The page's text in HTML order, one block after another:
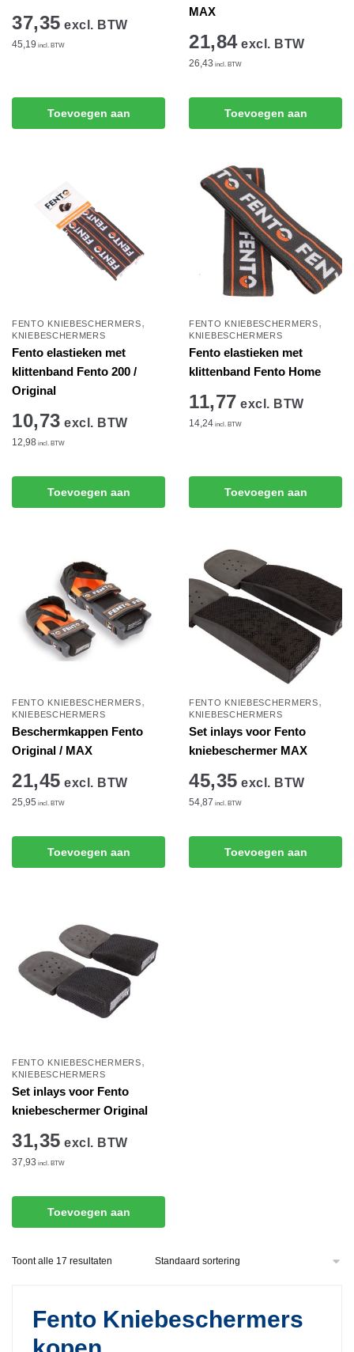
37,35 excl. BTW
45,19 incl. BTW
Toevoegen aan
MAX
21,84excl. BTW
26,43 incl. BTW
Toevoegen aan
FENTO KNIEBESCHERMERS,
KNIEBESCHERMERS
Fento elastieken met
klittenband Fento 200 /
Original
10,73 excl. BTW
12,98 incl. BTW
Toevoegen aan
FENTO KNIEBESCHERMERS,
KNIEBESCHERMERS
Fento elastieken met
klittenband Fento Home
11,77 excl. BTW
14,24 incl. BTW
Toevoegen aan
FENTO KNIEBESCHERMERS,
KNIEBESCHERMERS
Beschermkappen Fento
Original / MAX
21,45 excl. BTW
25,95 incl. BTW
Toevoegen aan
FENTO KNIEBESCHERMERS,
KNIEBESCHERMERS
Set inlays voor Fento
kniebeschermer MAX
45,35 excl. BTW
54,87 incl. BTW
Toevoegen aan
FENTO KNIEBESCHERMERS,
KNIEBESCHERMERS
Set inlays voor Fento
kniebeschermer Original
31,35 excl. BTW
37,93 incl. BTW
Toevoegen aan
Toont alle 17 resultaten
Fento Kniebeschermers